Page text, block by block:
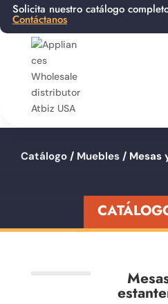
Solicita nuestro catálogo
Contáctanos
Catálogo / Muebles / Mesas